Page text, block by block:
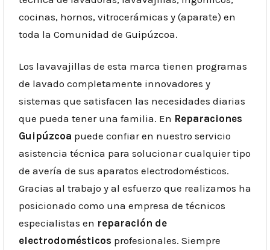
cocinas, hornos, vitrocerámicas y (aparate) en
toda la Comunidad de Guipúzcoa.
Los lavavajillas de esta marca tienen programas
de lavado completamente innovadores y
sistemas que satisfacen las necesidades diarias
que pueda tener una familia. En Reparaciones
Guipúzcoa puede confiar en nuestro servicio
asistencia técnica para solucionar cualquier tipo
de avería de sus aparatos electrodomésticos.
Gracias al trabajo y al esfuerzo que realizamos ha
posicionado como una empresa de técnicos
especialistas en reparación de
electrodomésticos profesionales. Siempre